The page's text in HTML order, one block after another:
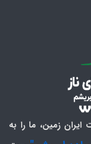
زمین، ما را به